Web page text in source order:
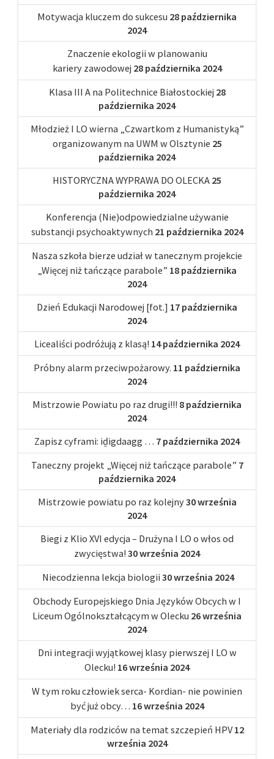
Motywacja kluczem do sukcesu 28 października
2024
Znaczenie ekologii w planowaniu
kariery zawodowej 28 października 2024
Klasa III A na Politechnice Białostockiej 28
października 2024
Młodzież I LO wierna „Czwartkom z Humanistyką”
organizowanym na UWM w Olsztynie 25
października 2024
HISTORYCZNA WYPRAWA DO OLECKA 25
października 2024
Konferencja (Nie)odpowiedzialne używanie
substancji psychoaktywnych 21 października 2024
Nasza szkoła bierze udział w tanecznym projekcie
„Więcej niż tańczące parabole” 18 października
2024
Dzień Edukacji Narodowej [fot.] 17 października
2024
Licealiści podróżują z klasą! 14 października 2024
Próbny alarm przeciwpożarowy. 11 października
2024
Mistrzowie Powiatu po raz drugi!!! 8 października
2024
Zapisz cyframi: iḏigdaagg … 7 października 2024
Taneczny projekt „Więcej niż tańczące parabole” 7
października 2024
Mistrzowie powiatu po raz kolejny30 września
2024
Biegi z Klio XVI edycja – Drużyna I LO o włos od
zwycięstwa! 30 września 2024
Niecodzienna lekcja biologii 30 września 2024
Obchody Europejskiego Dnia Języków Obcych w I
Liceum Ogólnokształcącym w Olecku 26 września
2024
Dni integracji wyjątkowej klasy pierwszej I LO w
Olecku! 16 września 2024
W tym roku człowiek serca- Kordian- nie powinien
być już obcy… 16 września 2024
Materiały dla rodziców na temat szczepień HPV 12
września 2024